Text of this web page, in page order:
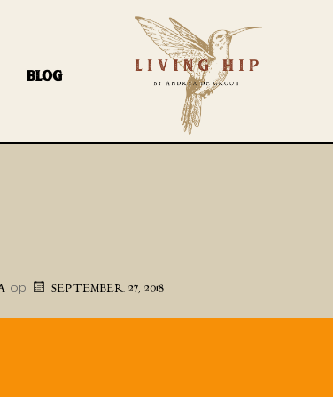
BLOG
op SEPTEMBER 27, 2018